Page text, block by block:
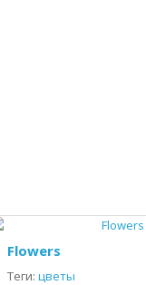
Flowers
Теги: цветы